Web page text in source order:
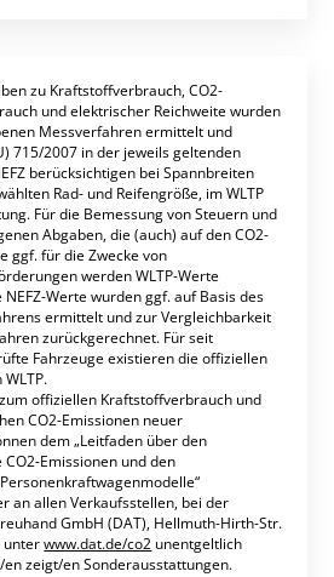
zu Kraftstoffverbrauch, CO2-
und elektrischer Reichweite wurden
Messverfahren ermittelt und
715/2007 in der jeweils geltenden
berücksichtigen bei Spannbreiten
Rad- und Reifengröße, im WLTP
Für die Bemessung von Steuern und
Abgaben, die (auch) auf den CO2-
ggf. für die Zwecke von
werden WLTP-Werte
Werte wurden ggf. auf Basis des
ermittelt und zur Vergleichbarkeit
zurückgerechnet. Für seit
Fahrzeuge existieren die offiziellen
offiziellen Kraftstoffverbrauch und
CO2-Emissionen neuer
dem „Leitfaden über den
Emissionen und den
an allen Verkaufsstellen, bei der
GmbH (DAT), Hellmuth-Hirth-Str.
unterwww.dat.de/co2 unentgeltlich
zeigt/en Sonderausstattungen.